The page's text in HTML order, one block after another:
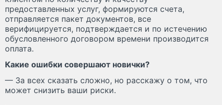
предоставленных услуг, формируются счета,
отправляется пакет документов, все
верифицируется, подтверждается и по истечению
обусловленного договором времени производится
оплата.
Какие ошибки совершают новички?
— За всех сказать сложно, но расскажу о том, что
может снизить ваши риски.